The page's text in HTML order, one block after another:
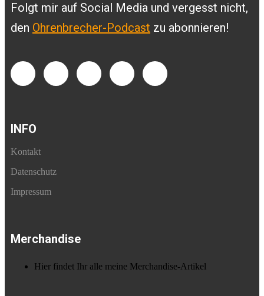
Folgt mir auf Social Media und vergesst nicht,
den Ohrenbrecher-Podcast zu abonnieren!
INFO
Kontakt
Datenschutz
Impressum
Merchandise
Hier findet Ihr alle meine Merchandise-Artikel